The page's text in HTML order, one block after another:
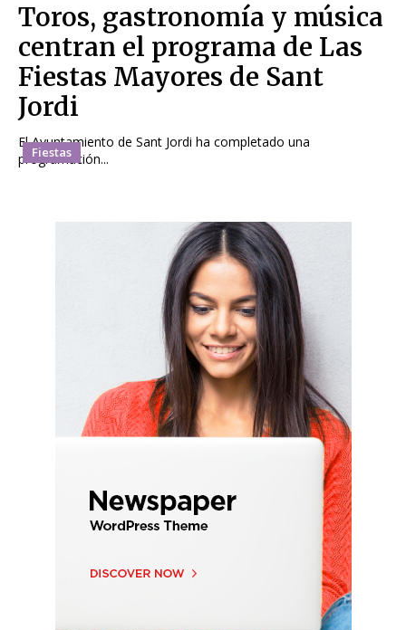
Fiestas
Toros, gastronomía y música
centran el programa de Las
Fiestas Mayores de Sant
Jordi
El Ayuntamiento de Sant Jordi ha completado una
programación...